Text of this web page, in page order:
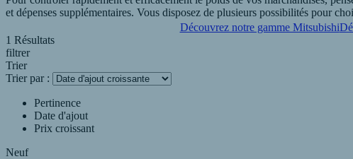
et dépenses supplémentaires. Vous disposez de plusieurs possibilités pour
Pour vous aider à choisir le transpalette peseur neuf qui vous convient
Découvrez notre gamme Mitsubishi
1 Résultats
filtrer
Trier
Trier par :
Pertinence
Date d'ajout
Prix croissant
Neuf